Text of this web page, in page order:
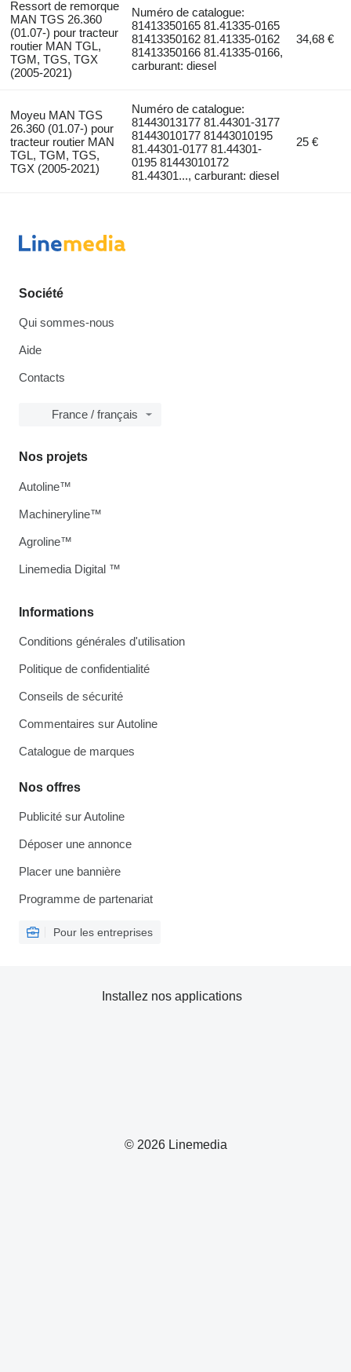
Ressort de remorque
MAN TGS 26.360
(01.07-) pour tracteur
routier MAN TGL,
TGM, TGS, TGX
(2005-2021)
Numéro de catalogue:
81413350165 81.41335-0165
81413350162 81.41335-0162
81413350166 81.41335-0166,
carburant: diesel
34,68 €
Moyeu MAN TGS
26.360 (01.07-) pour
tracteur routier MAN
TGL, TGM, TGS,
TGX (2005-2021)
Numéro de catalogue:
81443013177 81.44301-3177
81443010177 81443010195
81.44301-0177 81.44301-
0195 81443010172
81.44301..., carburant: diesel
25 €
Société
Qui sommes-nous
Aide
Contacts
France / français
Informations
Conditions générales d'utilisation
Politique de confidentialité
Conseils de sécurité
Commentaires sur Autoline
Catalogue de marques
Nos offres
Publicité sur Autoline
Déposer une annonce
Placer une bannière
Programme de partenariat
Pour les entreprises
Nos projets
Autoline™
Machineryline™
Agroline™
Linemedia Digital ™
© 2026 Linemedia
Installez nos applications